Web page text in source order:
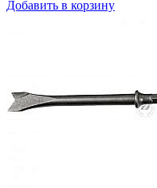
Добавить в корзину